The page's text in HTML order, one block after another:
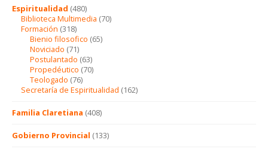
Espiritualidad (480)
Biblioteca Multimedia (70)
Formación (318)
Bienio filosofico (65)
Noviciado (71)
Postulantado (63)
Propedéutico (70)
Teologado (76)
Secretaría de Espiritualidad (162)
Familia Claretiana (408)
Gobierno Provincial (133)